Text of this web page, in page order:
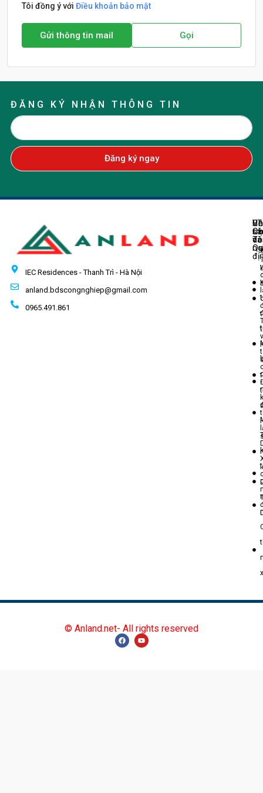
Tôi đồng ý với Điều khoản bảo mật
Gửi thông tin mail Gọi
ĐĂNG KÝ NHẬN THÔNG TIN
Đăng ký ngay
IEC Residences - Thanh Trì - Hà Nội
anland.bdscongnghiep@gmail.com
0965.491.861
Về
Hỗ
và
© Anland.net- All rights reserved